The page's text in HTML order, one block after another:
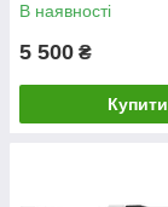
В наявності
5 500 ₴
Купити